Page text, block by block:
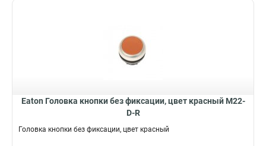
Eaton Головка кнопки без фиксации, цвет красный M22-
D-R
Головка кнопки без фиксации, цвет красный